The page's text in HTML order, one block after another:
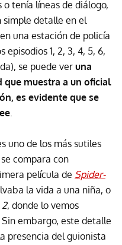
tenía líneas de diálogo,
simple detalle en el
una estación de policía
episodios 1, 2, 3, 4, 5, 6,
se puede veruna
muestra a un oficial
es evidente que se
.
uno de los más sutiles
compara con
película de Spider-
la vida a una niña, o
2, donde lo vemos
embargo, este detalle
presencia del guionista